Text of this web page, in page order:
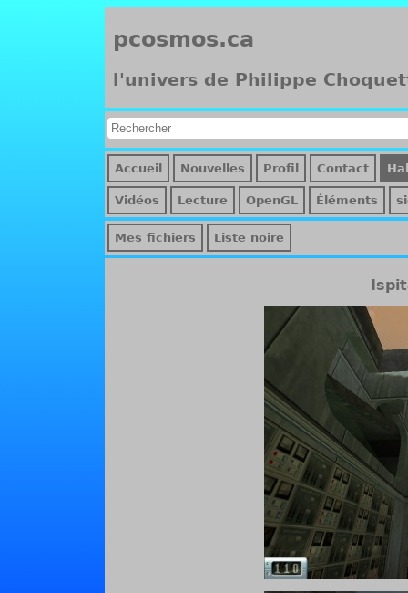
pcosmos.ca
l'univers de Philippe
Accueil Nouvelles Profil Contact
Vidéos Lecture OpenGL Éléments
Mes fichiers Liste noire